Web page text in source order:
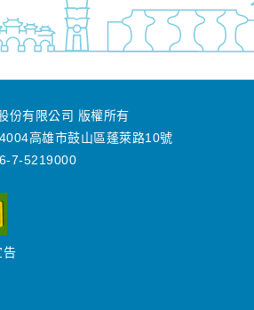
份有限公司 版權所有
高雄市鼓山區蓬萊路10號
7-5219000
告